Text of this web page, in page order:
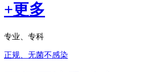
+更多
专业、专科
正规、无菌不感染